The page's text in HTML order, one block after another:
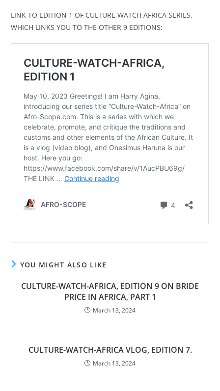
LINK TO EDITION 1 OF CULTURE WATCH AFRICA SERIES,
WHICH LINKS YOU TO THE OTHER 9 EDITIONS:
YOU MIGHT ALSO LIKE
CULTURE-WATCH-AFRICA, EDITION 9 ON BRIDE
PRICE IN AFRICA, PART 1
March 13, 2024
CULTURE-WATCH-AFRICA VLOG, EDITION 7.
March 13, 2024